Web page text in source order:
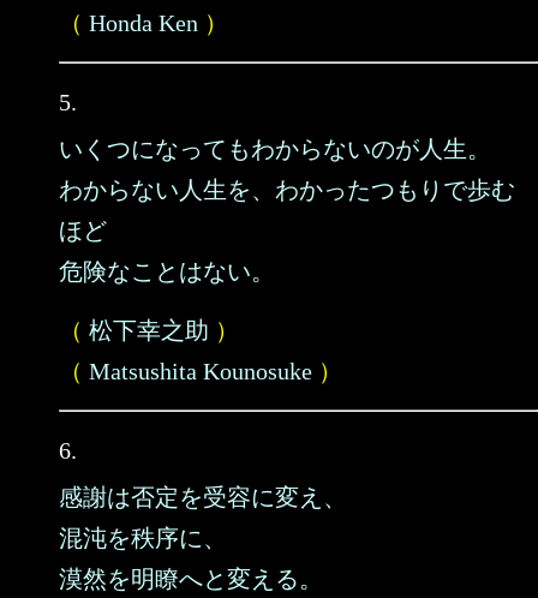
（ Honda Ken ）
5.
いくつになってもわからないのが人生。
わからない人生を、わかったつもりで歩む
ほど
危険なことはない。
（ 松下幸之助 ）
（ Matsushita Kounosuke ）
6.
感謝は否定を受容に変え、
混沌を秩序に、
漠然を明瞭へと変える。